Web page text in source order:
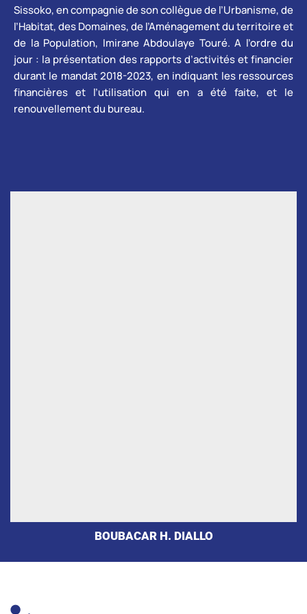
Sissoko, en compagnie de son collègue de l’Urbanisme, de
l’Habitat, des Domaines, de l’Aménagement du territoire et
de la Population, Imirane Abdoulaye Touré. A l’ordre du
jour : la présentation des rapports d’activités et financier
durant le mandat 2018-2023, en indiquant les ressources
financières et l’utilisation qui en a été faite, et le
renouvellement du bureau.
BOUBACAR H. DIALLO